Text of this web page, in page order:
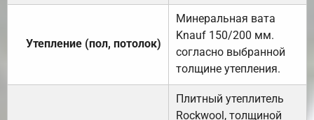
Утепление (пол, потолок)
Минеральная вата
Knauf 150/200 мм.
согласно выбранной
толщине утепления.
Плитный утеплитель
Rockwool, толщиной